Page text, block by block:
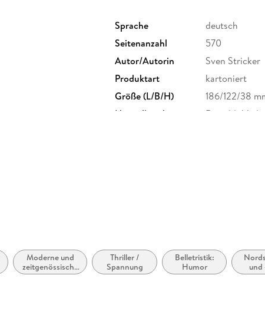
Sprache
deutsch
Seitenanzahl
570
Autor/Autorin
Sven Stricker
Produktart
kartoniert
Größe (L/B/H)
186/122/38
Herstelleradresse
Rowohlt
Moderne und
zeitgenössische
Belletristik:
Thriller /
Spannung
Belletristik:
Humor
und